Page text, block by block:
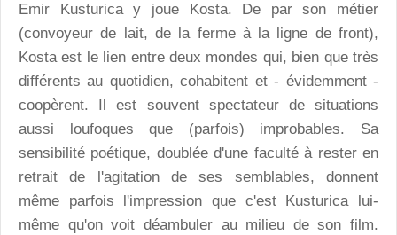
Emir Kusturica y joue Kosta. De par son métier
(convoyeur de lait, de la ferme à la ligne de front),
Kosta est le lien entre deux mondes qui, bien que très
différents au quotidien, cohabitent et - évidemment -
coopèrent. Il est souvent spectateur de situations
aussi loufoques que (parfois) improbables. Sa
sensibilité poétique, doublée d'une faculté à rester en
retrait de l'agitation de ses semblables, donnent
même parfois l'impression que c'est Kusturica lui-
même qu'on voit déambuler au milieu de son film.